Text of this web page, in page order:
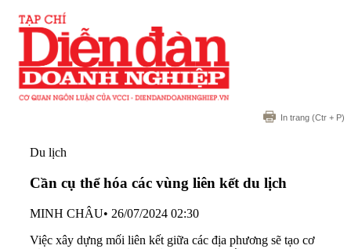
In trang (Ctr + P)
Du lịch
Cần cụ thể hóa các vùng liên kết du lịch
MINH CHÂU• 26/07/2024 02:30
Việc xây dựng mối liên kết giữa các địa phương sẽ tạo cơ